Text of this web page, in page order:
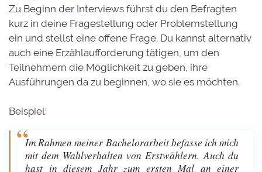
Zu Beginn der Interviews führst du den Befragten
kurz in deine Fragestellung oder Problemstellung
ein und stellst eine offene Frage. Du kannst alternativ
auch eine Erzählaufforderung tätigen, um den
Teilnehmern die Möglichkeit zu geben, ihre
Ausführungen da zu beginnen, wo sie es möchten.
Beispiel:
Im Rahmen meiner Bachelorarbeit befasse ich mich
mit dem Wahlverhalten von Erstwählern. Auch du
hast in diesem Jahr zum ersten Mal an einer